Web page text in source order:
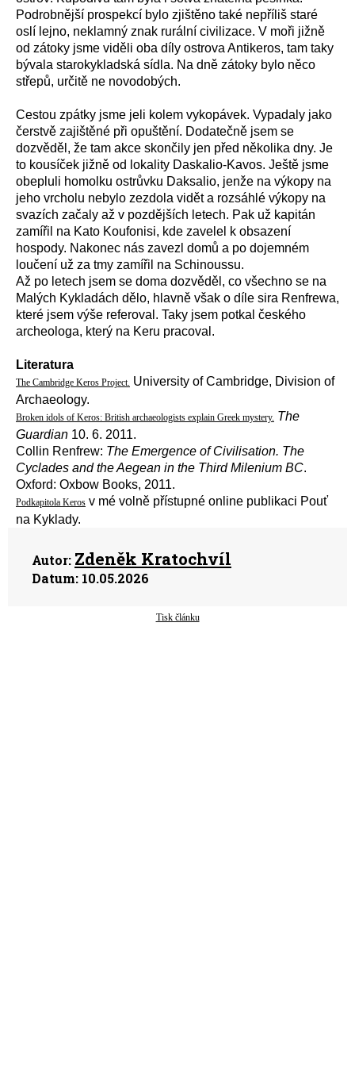
Podrobnější prospekcí bylo zjištěno také nepříliš staré
oslí lejno, neklamný znak rurální civilizace. V moři jižně
od zátoky jsme viděli oba díly ostrova Antikeros, tam taky
bývala starokykladská sídla. Na dně zátoky bylo něco
střepů, určitě ne novodobých.
Cestou zpátky jsme jeli kolem vykopávek. Vypadaly jako
čerstvě zajištěné při opuštění. Dodatečně jsem se
dozvěděl, že tam akce skončily jen před několika dny. Je
to kousíček jižně od lokality Daskalio-Kavos. Ještě jsme
obepluli homolku ostrůvku Daksalio, jenže na výkopy na
jeho vrcholu nebylo zezdola vidět a rozsáhlé výkopy na
svazích začaly až v pozdějších letech. Pak už kapitán
zamířil na Kato Koufonisi, kde zavelel k obsazení
hospody. Nakonec nás zavezl domů a po dojemném
loučení už za tmy zamířil na Schinoussu.
Až po letech jsem se doma dozvěděl, co všechno se na
Malých Kykladách dělo, hlavně však o díle sira Renfrewa,
které jsem výše referoval. Taky jsem potkal českého
archeologa, který na Keru pracoval.
Literatura
The Cambridge Keros Project. University of Cambridge, Division of
Archaeology.
Broken idols of Keros: British archaeologists explain Greek mystery. The
Guardian 10. 6. 2011.
Collin Renfrew: The Emergence of Civilisation. The
Cyclades and the Aegean in the Third Milenium BC.
Oxford: Oxbow Books, 2011.
Podkapitola Keros v mé volně přístupné online publikaci Pouť
na Kyklady.
Autor: Zdeněk Kratochvíl
Datum: 10.05.2026
Tisk článku